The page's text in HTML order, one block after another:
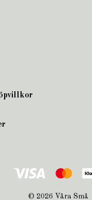
© 2026 Våra Små